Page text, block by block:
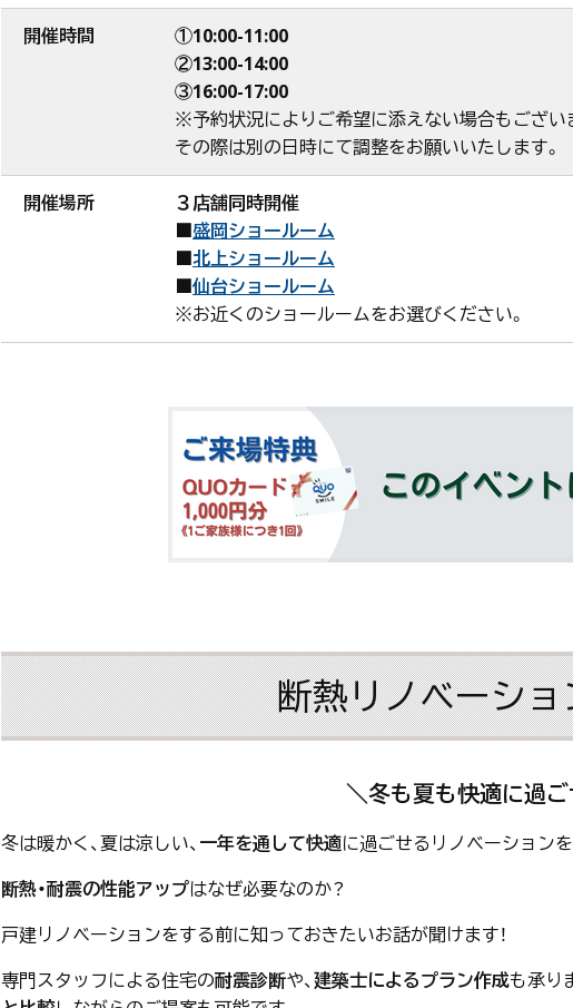
開催時間
①10:00-11:00
②13:00-14:00
③16:00-17:00
※予約状況によりご希望に添えない場合もござい
その際は別の日時にて調整をお願いいたします。
開催場所
３店舗同時開催
■盛岡ショールーム
■北上ショールーム
■仙台ショールーム
※お近くのショールームをお選びください。
断熱リノベーシ
＼冬も夏も快適に過
冬は暖かく、夏は涼しい、一年を通して快適に過ごせるリノベーション
断熱・耐震の性能アップはなぜ必要なのか？
戸建リノベーションをする前に知っておきたいお話が聞けます！
専門スタッフによる住宅の耐震診断や、建築士によるプラン作成も承り